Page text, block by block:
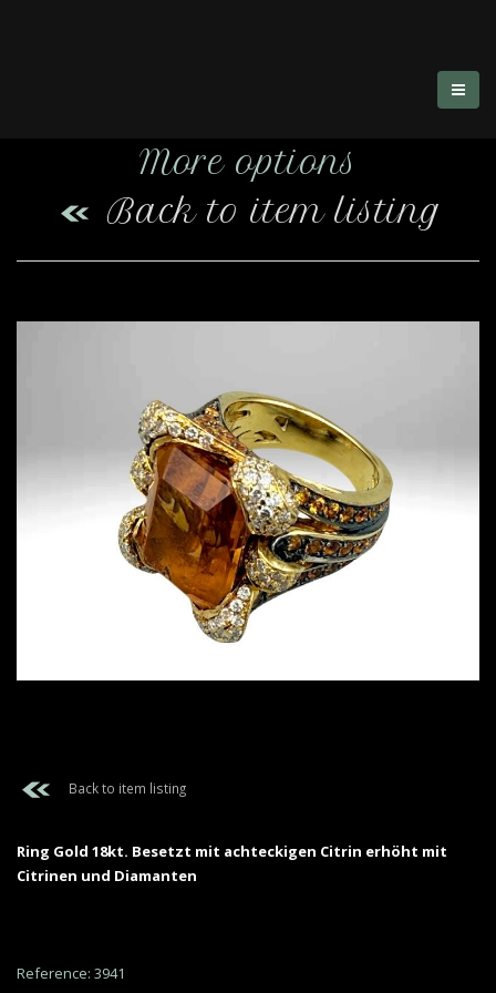
More options
Back to item listing
Back to item listing
Ring Gold 18kt. Besetzt mit achteckigen Citrin erhöht mit
Citrinen und Diamanten
Reference: 3941